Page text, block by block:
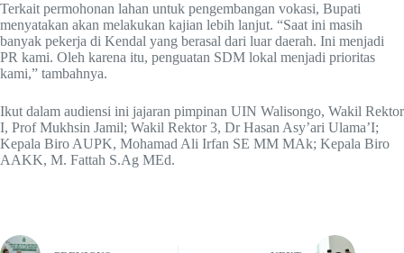
Terkait permohonan lahan untuk pengembangan vokasi, Bupati
menyatakan akan melakukan kajian lebih lanjut. “Saat ini masih
banyak pekerja di Kendal yang berasal dari luar daerah. Ini menjadi
PR kami. Oleh karena itu, penguatan SDM lokal menjadi prioritas
kami,” tambahnya.
Ikut dalam audiensi ini jajaran pimpinan UIN Walisongo, Wakil Rektor
I, Prof Mukhsin Jamil; Wakil Rektor 3, Dr Hasan Asy’ari Ulama’I;
Kepala Biro AUPK, Mohamad Ali Irfan SE MM MAk; Kepala Biro
AAKK, M. Fattah S.Ag MEd.